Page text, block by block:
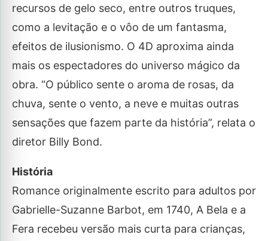
recursos de gelo seco, entre outros truques,
como a levitação e o vôo de um fantasma,
efeitos de ilusionismo. O 4D aproxima ainda
mais os espectadores do universo mágico da
obra. “O público sente o aroma de rosas, da
chuva, sente o vento, a neve e muitas outras
sensações que fazem parte da história”, relata o
diretor Billy Bond.
História
Romance originalmente escrito para adultos por
Gabrielle-Suzanne Barbot, em 1740, A Bela e a
Fera recebeu versão mais curta para crianças,